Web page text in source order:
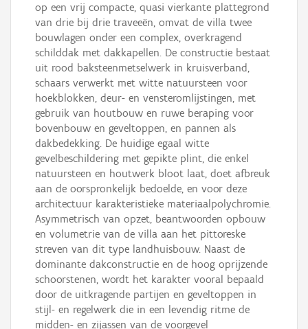
op een vrij compacte, quasi vierkante plattegrond
van drie bij drie traveeën, omvat de villa twee
bouwlagen onder een complex, overkragend
schilddak met dakkapellen. De constructie bestaat
uit rood baksteenmetselwerk in kruisverband,
schaars verwerkt met witte natuursteen voor
hoekblokken, deur- en vensteromlijstingen, met
gebruik van houtbouw en ruwe beraping voor
bovenbouw en geveltoppen, en pannen als
dakbedekking. De huidige egaal witte
gevelbeschildering met gepikte plint, die enkel
natuursteen en houtwerk bloot laat, doet afbreuk
aan de oorspronkelijk bedoelde, en voor deze
architectuur karakteristieke materiaalpolychromie.
Asymmetrisch van opzet, beantwoorden opbouw
en volumetrie van de villa aan het pittoreske
streven van dit type landhuisbouw. Naast de
dominante dakconstructie en de hoog oprijzende
schoorstenen, wordt het karakter vooral bepaald
door de uitkragende partijen en geveltoppen in
stijl- en regelwerk die in een levendig ritme de
midden- en zijassen van de voorgevel